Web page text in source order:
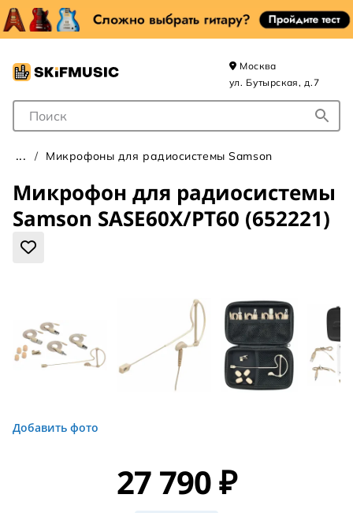
Поле для Поиска
Москва
ул. Бутырская, д.7
Микрофоны для радиосистемы Samson
Микрофон для радиосистемы
Samson SASE60X/PT60 (652221)
Добавить фото
27 790 ₽